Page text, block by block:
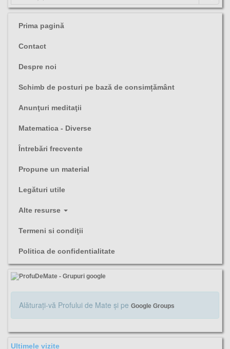
Prima pagină
Contact
Despre noi
Schimb de posturi pe bază de consimțământ
Anunţuri meditaţii
Matematica - Diverse
Întrebări frecvente
Propune un material
Legături utile
Alte resurse
Termeni si condiţii
Politica de confidentialitate
Alăturaţi-vă Profului de Mate şi pe Google Groups
Ultimele vizite